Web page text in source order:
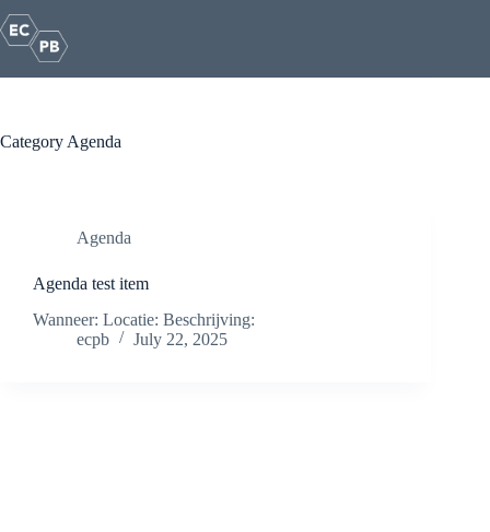
to
content
Category Agenda
Agenda
Agenda test item
Wanneer: Locatie: Beschrijving:
ecpb
July 22, 2025